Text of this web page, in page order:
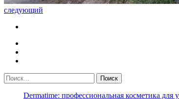
следующий
Dermatime: профессиональная косметика для